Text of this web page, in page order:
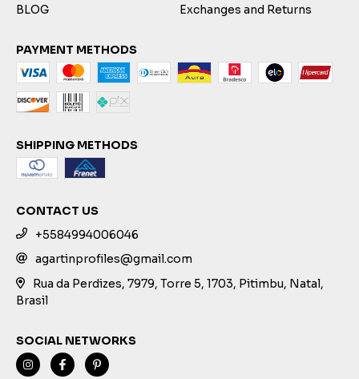
BLOG Exchanges and Returns
PAYMENT METHODS
SHIPPING METHODS
CONTACT US
+5584994006046
agartinprofiles@gmail.com
Rua da Perdizes, 7979, Torre 5, 1703, Pitimbu, Natal,
Brasil
SOCIAL NETWORKS